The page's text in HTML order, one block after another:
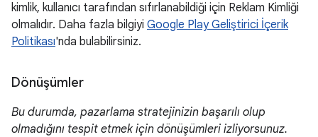
kimlik, kullanıcı tarafından sıfırlanabildiği için Reklam Kimliği
olmalıdır. Daha fazla bilgiyi Google Play Geliştirici İçerik
Politikası'nda bulabilirsiniz.
Dönüşümler
Bu durumda, pazarlama stratejinizin başarılı olup
olmadığını tespit etmek için dönüşümleri izliyorsunuz.